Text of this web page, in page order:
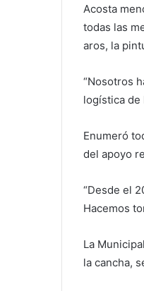
Acosta
todas las
aros, la
“Nosotros
logística de
Enumeró
del apoyo
“Desde el
Hacemos
La
la cancha,